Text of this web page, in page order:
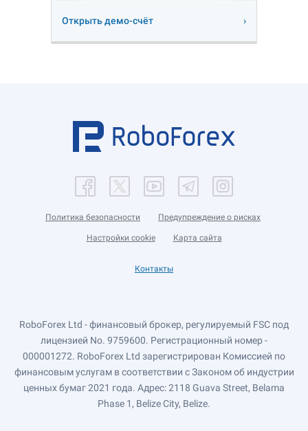
Открыть демо-счёт
Политика безопасности Предупреждение о рисках
Настройки cookie Карта сайта
Контакты
RoboForex Ltd - финансовый брокер, регулируемый FSC под
лицензией No. 9759600. Регистрационный номер -
000001272. RoboForex Ltd зарегистрирован Комиссией по
финансовым услугам в соответствии с Законом об индустрии
ценных бумаг 2021 года. Адрес: 2118 Guava Street, Belama
Phase 1, Belize City, Belize.